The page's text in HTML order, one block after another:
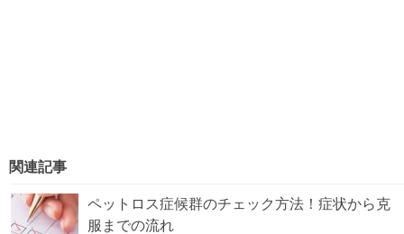
関連記事
ペットロス症候群のチェック方法！症状から克
服までの流れ